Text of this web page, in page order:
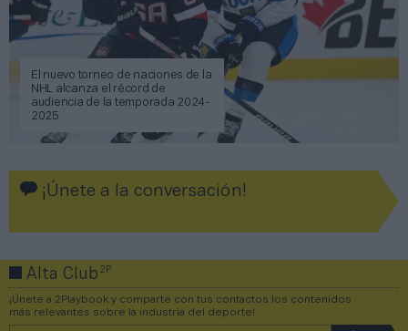
El nuevo torneo de naciones de la
NHL alcanza el récord de
audiencia de la temporada 2024-
2025
¡Únete a la conversación!
Alta Club2P
¡Únete a 2Playbook y comparte con tus contactos los contenidos
más relevantes sobre la industria del deporte!